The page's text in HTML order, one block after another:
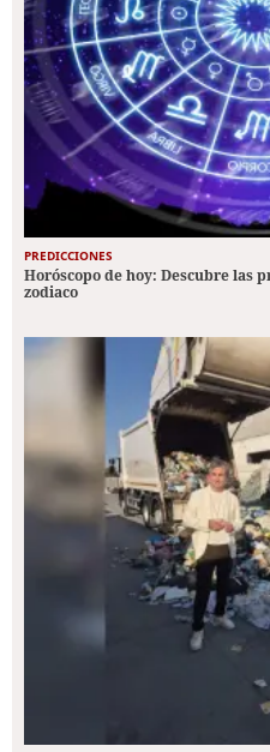
PREDICCIONES
Horóscopo de hoy: Descubre las
zodiaco